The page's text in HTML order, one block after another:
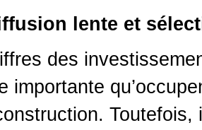
lente et
des
importante
Toutefois,